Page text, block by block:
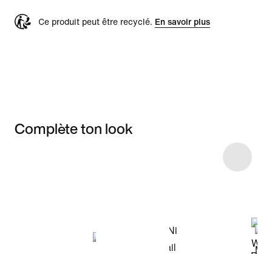
Ce produit peut être recyclé. En savoir plus
Complète ton look